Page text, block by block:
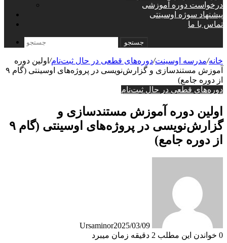
درخواست دوره آموزشی
پیشنهاد سوژه اوسینتی
تماس با ما
جستجو
خانه/مدرسه اوسینت/دوره‌های قطعی در حال ثبت‌نام/ اولین دوره
آموزش مستندسازی و گزارش‌نویسی در پروژه‌های اوسینتی (گام ۹
از دوره جامع)
دوره‌های قطعی در حال ثبت‌نام
اولین دوره آموزش مستندسازی و
گزارش‌نویسی در پروژه‌های اوسینتی (گام ۹
از دوره جامع)
Ursaminor2025/03/09
0 خواندن این مطلب 2 دقیقه زمان میبرد